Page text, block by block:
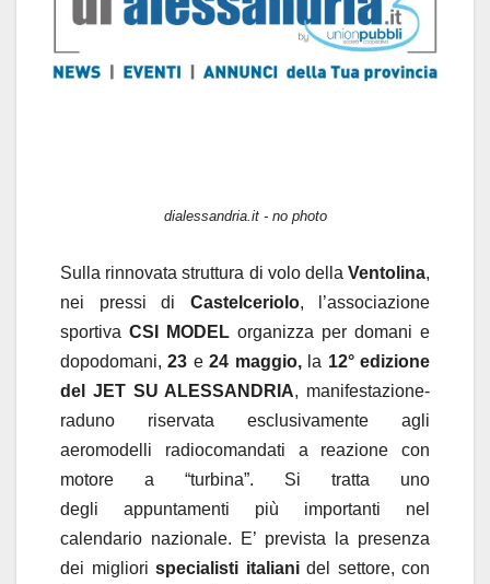
dialessandria.it - no photo
Sulla rinnovata struttura di volo della Ventolina,
nei pressi di Castelceriolo, l’associazione
sportiva CSI MODEL organizza per domani e
dopodomani,23 e24 maggio,la 12° edizione
del JET SU ALESSANDRIA, manifestazione-
raduno riservata esclusivamente agli
aeromodelli radiocomandati a reazione con
motore a “turbina”. Si tratta uno
degli appuntamenti più importanti nel
calendario nazionale. E’ prevista la presenza
dei migliori specialisti italianidel settore, con